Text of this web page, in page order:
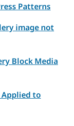
Patterns
image not
Block Media
Applied to